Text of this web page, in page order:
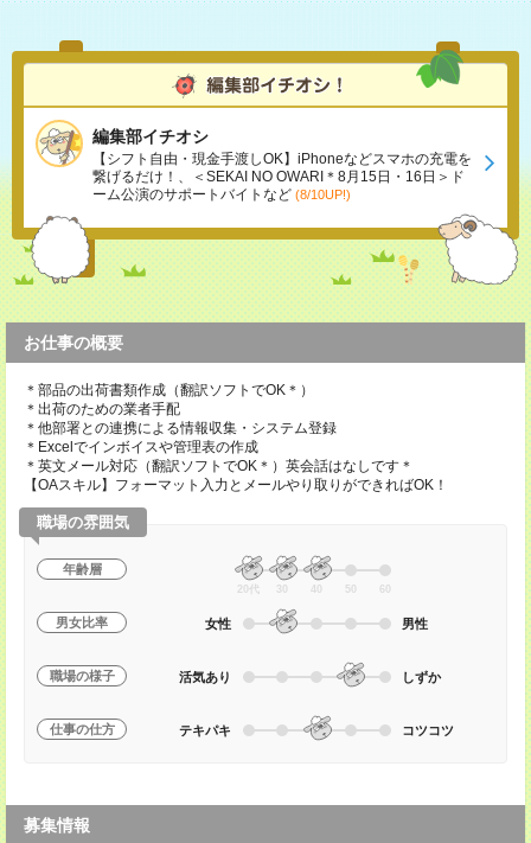
編集部イチオシ
【シフト自由・現金手渡しOK】iPhoneなどスマホの充電を
繋げるだけ！、＜SEKAI NO OWARI＊8月15日・16日＞ド
ーム公演のサポートバイトなど (8/10UP!)
お仕事の概要
＊部品の出荷書類作成（翻訳ソフトでOK＊）
＊出荷のための業者手配
＊他部署との連携による情報収集・システム登録
＊Excelでインボイスや管理表の作成
＊英文メール対応（翻訳ソフトでOK＊）英会話はなしです＊
【OAスキル】フォーマット入力とメールやり取りができればOK！
職場の雰囲気
年齢層
20代 30 40 50 60
男女比率 女性 男性
職場の様子 活気あり しずか
仕事の仕方 テキパキ コツコツ
募集情報